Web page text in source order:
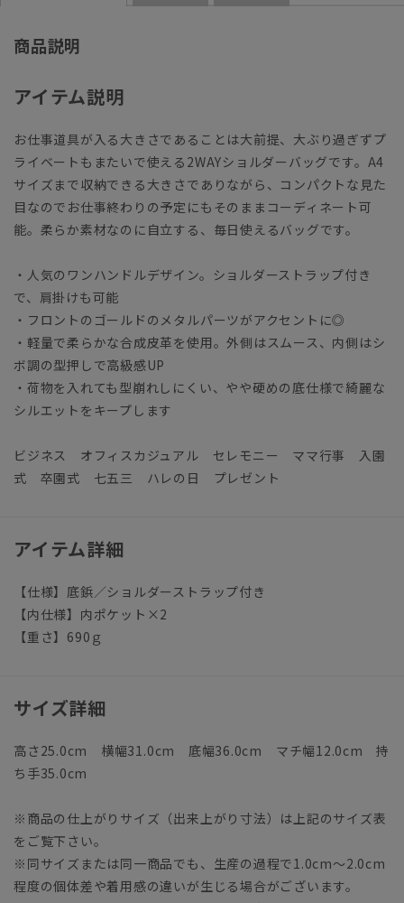
商品説明
アイテム説明
お仕事道具が入る大きさであることは大前提、大ぶり過ぎずプ
ライベートもまたいで使える2WAYショルダーバッグです。A4
サイズまで収納できる大きさでありながら、コンパクトな見た
目なのでお仕事終わりの予定にもそのままコーディネート可
能。柔らか素材なのに自立する、毎日使えるバッグです。
・人気のワンハンドルデザイン。ショルダーストラップ付き
で、肩掛けも可能
・フロントのゴールドのメタルパーツがアクセントに◎
・軽量で柔らかな合成皮革を使用。外側はスムース、内側はシ
ボ調の型押しで高級感UP
・荷物を入れても型崩れしにくい、やや硬めの底仕様で綺麗な
シルエットをキープします
ビジネス オフィスカジュアル セレモニー ママ行事 入園
式 卒園式 七五三 ハレの日 プレゼント
アイテム詳細
【仕様】底鋲／ショルダーストラップ付き
【内仕様】内ポケット×2
【重さ】690ｇ
サイズ詳細
高さ25.0cm 横幅31.0cm 底幅36.0cm マチ幅12.0cm 持
ち手35.0cm
※商品の仕上がりサイズ（出来上がり寸法）は上記のサイズ表
をご覧下さい。
※同サイズまたは同一商品でも、生産の過程で1.0cm～2.0cm
程度の個体差や着用感の違いが生じる場合がございます。